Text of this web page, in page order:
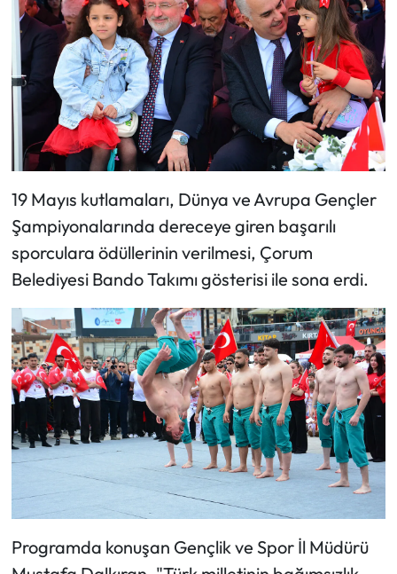
19 Mayıs kutlamaları, Dünya ve Avrupa Gençler
Şampiyonalarında dereceye giren başarılı
sporculara ödüllerinin verilmesi, Çorum
Belediyesi Bando Takımı gösterisi ile sona erdi.
Programda konuşan Gençlik ve Spor İl Müdürü